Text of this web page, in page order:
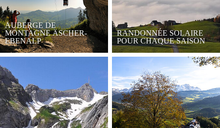
AUBERGE DE
MONTAGNE ÄSCHER-
EBENALP
RANDONNÉE SOLAIRE
POUR CHAQUE SAISON